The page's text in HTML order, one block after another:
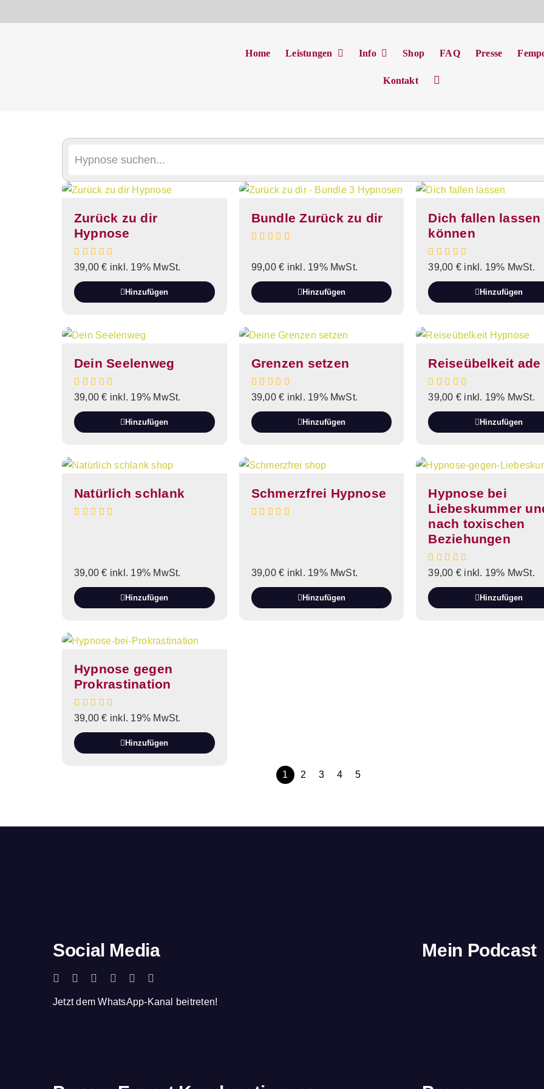
Home Leistungen Info Shop FAQ Presse
Kontakt
Präsentation Angst
Zurück zu dir
Hypnose
39,00€ inkl. 19% MwSt.
Hinzufügen
Bundle Zurück zu dir
99,00€ inkl. 19% MwSt.
Hinzufügen
Dich fallen lassen
können
39,00 € inkl. 19% MwSt.
Hinzufügen
Dein Seelenweg
39,00€ inkl. 19% MwSt.
Hinzufügen
Grenzen setzen
39,00€ inkl. 19% MwSt.
Hinzufügen
Reiseübelkeit ade
39,00 € inkl. 19% MwSt.
Hinzufügen
Natürlich schlank
39,00€ inkl. 19% MwSt.
Hinzufügen
Schmerzfrei Hypnose
39,00€ inkl. 19% MwSt.
Hinzufügen
Hypnose bei
Liebeskummer
nach toxischen
Beziehungen
39,00 € inkl. 19% MwSt.
Hinzufügen
Hypnose gegen
Prokrastination
39,00€ inkl. 19% MwSt.
Hinzufügen
1 2 3 4 5
Social Media
Jetzt dem WhatsApp-Kanal beitreten!
Mein Podcast